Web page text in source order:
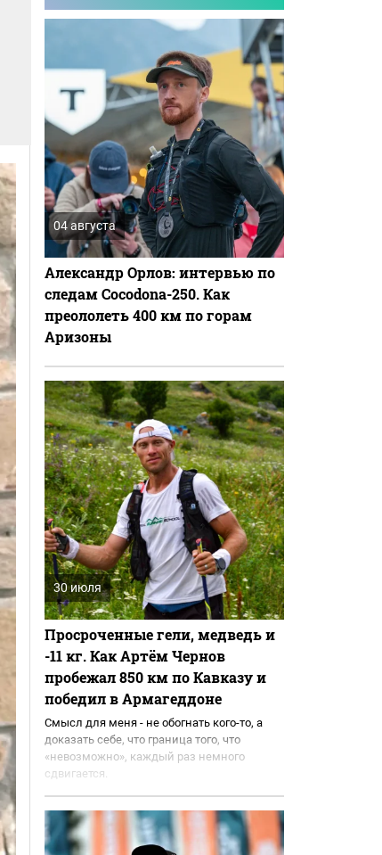
04 августа
Александр Орлов: интервью по
следам Cocodona-250. Как
преололеть 400 км по горам
Аризоны
30 июля
Просроченные гели, медведь и
-11 кг. Как Артём Чернов
пробежал 850 км по Кавказу и
победил в Армагеддоне
Смысл для меня - не обогнать кого-то, а
доказать себе, что граница того, что
«невозможно», каждый раз немного
сдвигается.